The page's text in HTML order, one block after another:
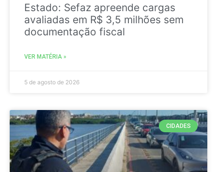
Estado: Sefaz apreende cargas
avaliadas em R$ 3,5 milhões sem
documentação fiscal
VER MATÉRIA »
5 de agosto de 2026
CIDADES